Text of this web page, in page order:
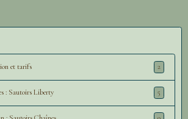
et tarifs 2
: Sautoirs Liberty 5